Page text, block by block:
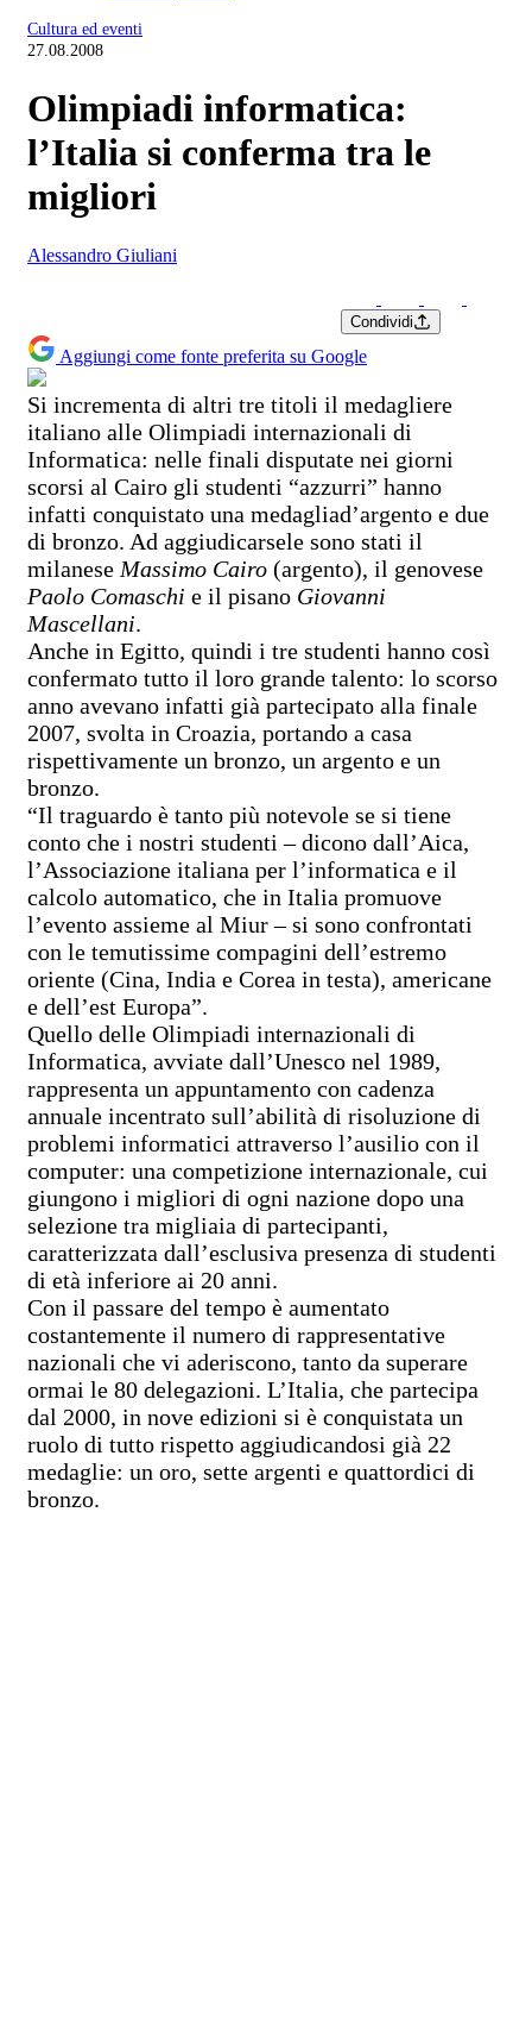
Cultura ed eventi
27.08.2008
Olimpiadi informatica:
l’Italia si conferma tra le
migliori
Alessandro Giuliani
Condividi
Aggiungi come fonte preferita su Google
Si incrementa di altri tre titoli il medagliere
italiano alle Olimpiadi internazionali di
Informatica: nelle finali disputate nei giorni
scorsi al Cairo gli studenti “azzurri” hanno
infatti conquistato una medagliad’argento e due
di bronzo. Ad aggiudicarsele sono stati il
milanese Massimo Cairo (argento), il genovese
Paolo Comaschi e il pisano Giovanni
Mascellani.
Anche in Egitto, quindi i tre studenti hanno così
confermato tutto il loro grande talento: lo scorso
anno avevano infatti già partecipato alla finale
2007, svolta in Croazia, portando a casa
rispettivamente un bronzo, un argento e un
bronzo.
“Il traguardo è tanto più notevole se si tiene
conto che i nostri studenti – dicono dall’Aica,
l’Associazione italiana per l’informatica e il
calcolo automatico, che in Italia promuove
l’evento assieme al Miur – si sono confrontati
con le temutissime compagini dell’estremo
oriente (Cina, India e Corea in testa), americane
e dell’est Europa”.
Quello delle Olimpiadi internazionali di
Informatica, avviate dall’Unesco nel 1989,
rappresenta un appuntamento con cadenza
annuale incentrato sull’abilità di risoluzione di
problemi informatici attraverso l’ausilio con il
computer: una competizione internazionale, cui
giungono i migliori di ogni nazione dopo una
selezione tra migliaia di partecipanti,
caratterizzata dall’esclusiva presenza di studenti
di età inferiore ai 20 anni.
Con il passare del tempo è aumentato
costantemente il numero di rappresentative
nazionali che vi aderiscono, tanto da superare
ormai le 80 delegazioni. L’Italia, che partecipa
dal 2000, in nove edizioni si è conquistata un
ruolo di tutto rispetto aggiudicandosi già 22
medaglie: un oro, sette argenti e quattordici di
bronzo.